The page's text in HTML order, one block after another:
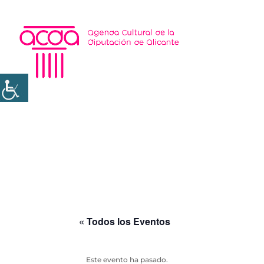
« Todos los Eventos
Este evento ha pasado.